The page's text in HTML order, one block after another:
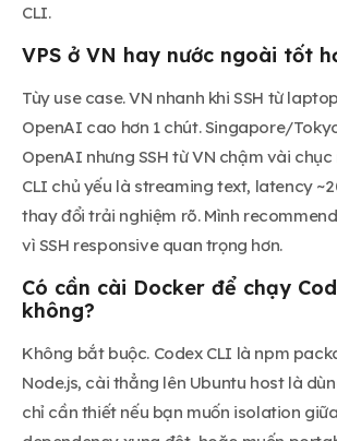
CLI.
VPS ở VN hay nước ngoài tốt
Tùy use case. VN nhanh khi SSH từ
OpenAI cao hơn 1 chút. Singapore/
OpenAI nhưng SSH từ VN chậm vài chục
CLI chủ yếu là streaming text, latency
thay đổi trải nghiệm rõ. Mình
vì SSH responsive quan trọng hơn.
Có cần cài Docker để chạy
không?
Không bắt buộc. Codex CLI là npm
Node.js, cài thẳng lên Ubuntu host là
chỉ cần thiết nếu bạn muốn isolation